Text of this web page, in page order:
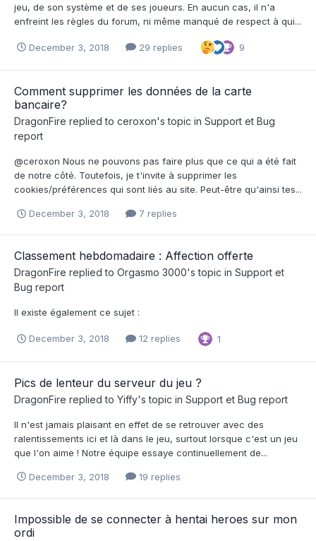
jeu, de son système et de ses joueurs. En aucun cas, il n'a
enfreint les règles du forum, ni même manqué de respect à qui...
December 3, 2018 29 replies 9
Comment supprimer les données de la carte
bancaire?
DragonFire replied to ceroxon's topic in Support et Bug
report
@ceroxon Nous ne pouvons pas faire plus que ce qui a été fait
de notre côté. Toutefois, je t'invite à supprimer les
cookies/préférences qui sont liés au site. Peut-être qu'ainsi tes...
December 3, 2018 7 replies
Classement hebdomadaire : Affection offerte
DragonFire replied to Orgasmo 3000's topic in Support et
Bug report
Il existe également ce sujet :
December 3, 2018 12 replies 1
Pics de lenteur du serveur du jeu ?
DragonFire replied to Yiffy's topic in Support et Bug report
Il n'est jamais plaisant en effet de se retrouver avec des
ralentissements ici et là dans le jeu, surtout lorsque c'est un jeu
que l'on aime ! Notre équipe essaye continuellement de...
December 3, 2018 19 replies
Impossible de se connecter à hentai heroes sur mon
ordi